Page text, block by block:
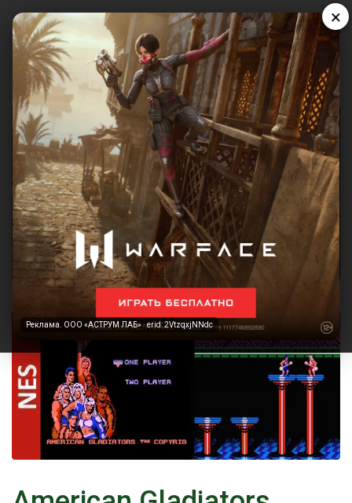
×
Реклама. ООО «АСТРУМ ЛАБ» · erid: 2VtzqxjNNdc
Реклама. ООО «АСТРУМ ЛАБ» · erid: 2VtzqxjNNdc